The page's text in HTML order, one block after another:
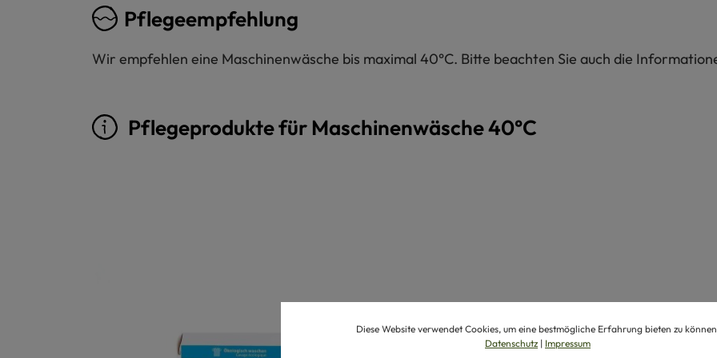
Pflegeempfehlung
Wir empfehlen eine Maschinenwäsche bis maximal 40°C. Bitte beachten Sie auch die
Pflegeprodukte für Maschinenwäsche 40°C
Diese Website verwendet Cookies, um eine bestmögliche Erfahrung bieten zu
Datenschutz | Impressum